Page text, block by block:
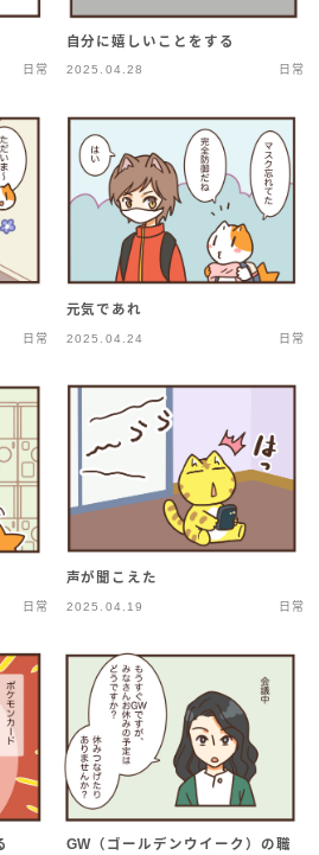
日常
自分に嬉しいことをする
2025.04.28 日常
日常
元気であれ
2025.04.24 日常
日常
声が聞こえた
2025.04.19 日常
GW（ゴールデンウイーク）の職